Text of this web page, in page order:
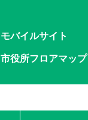
モバイルサイト
市役所フロアマップ